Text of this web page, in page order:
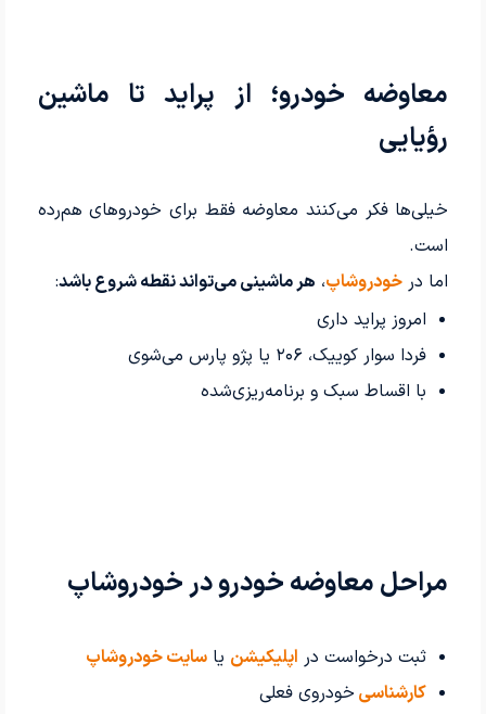
معاوضه خودرو؛ از پراید تا ماشین
رؤیایی
خیلی‌ها فکر می‌کنند معاوضه فقط برای خودروهای هم‌رده
است.
اما در خودروشاپ، هر ماشینی می‌تواند نقطه شروع باشد:
امروز پراید داری
فردا سوار کوییک، ۲۰۶ یا پژو پارس می‌شوی
با اقساط سبک و برنامه‌ریزی‌شده
مراحل معاوضه خودرو در خودروشاپ
ثبت درخواست در اپلیکیشن یا سایت خودروشاپ
کارشناسی خودروی فعلی